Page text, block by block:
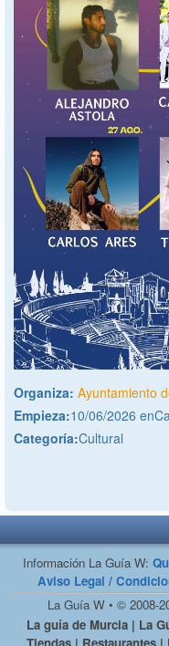
Organiza: Ayuntamiento
Empieza:10/06/2026
Categoría:Cultural
Información La Guía W:
Aviso Legal /
La Guía W • © 2008-
La guía de Murcia | La
Tiendas | Restaurantes